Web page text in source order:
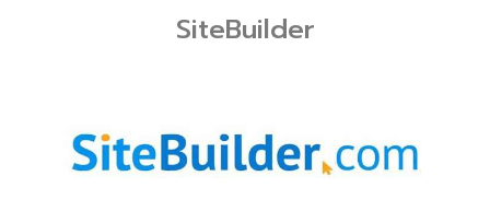
SiteBuilder